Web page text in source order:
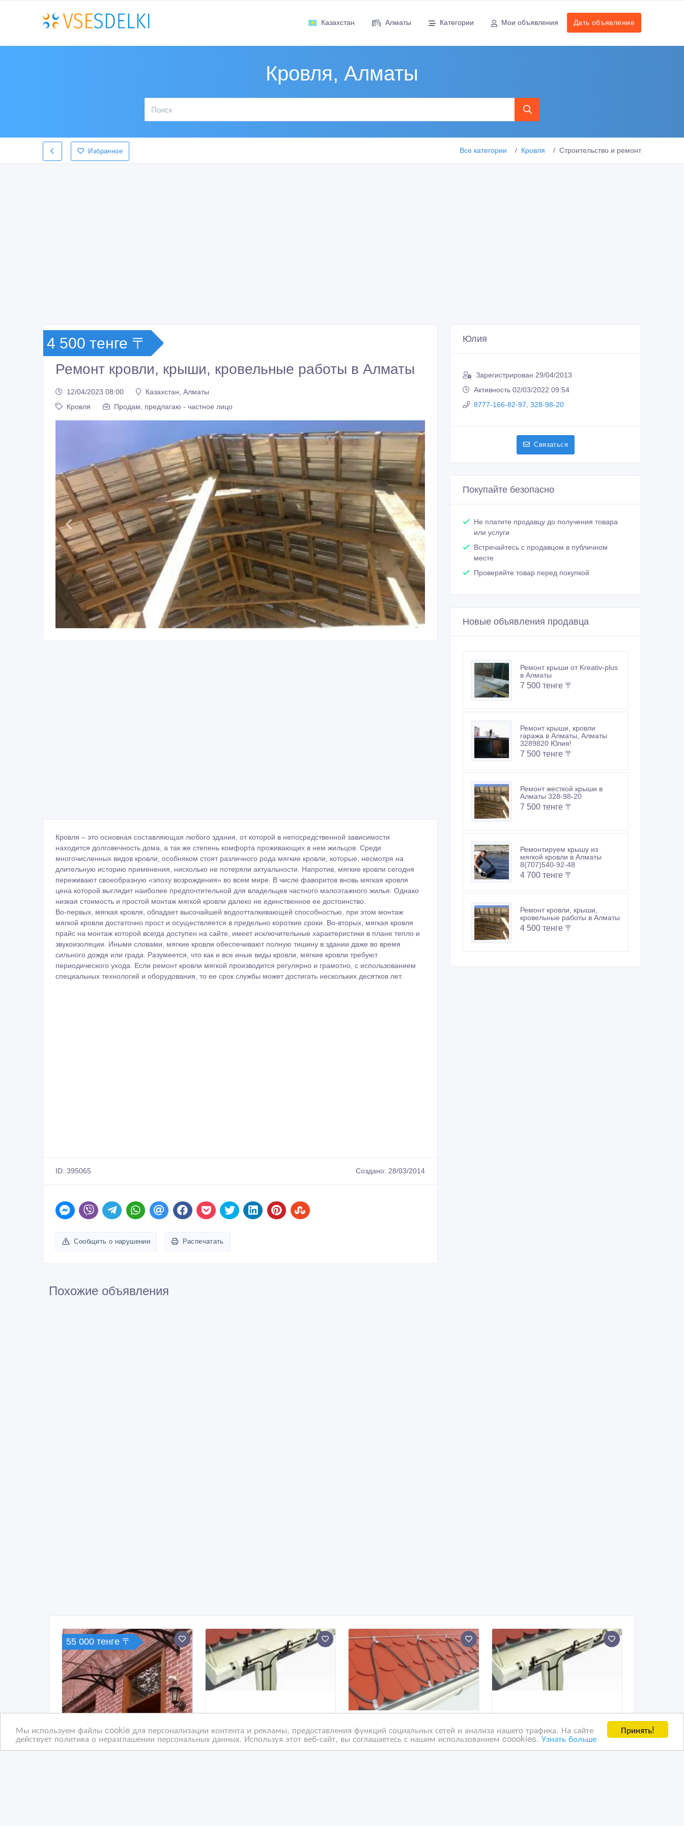
Принять!
Мы используем файлы cookie для персонализации контента и рекламы, предоставления функций социальных сетей и анализа нашего трафика. На сайте
действует политика о неразглашении персональных данных. Используя этот веб-сайт, вы соглашаетесь с нашим использованием coookies.Узнать больше
Казахстан Алматы Категории Мои объявления Дать объявление
Кровля, Алматы
Избранное Все категории Кровля Строительство и ремонт
4 500 тенге 〒
Ремонт кровли, крыши, кровельные работы в Алматы
12/04/2023 08:00
Казахстан, Алматы
Кровля
Продам, предлагаю - частное лицо
Кровля – это основная составляющая любого здания, от которой в непосредственной зависимости
находится долговечность дома, а так же степень комфорта проживающих в нем жильцов. Среди
многочисленных видов кровли, особняком стоят различного рода мягкие кровли, которые, несмотря на
длительную историю применения, нисколько не потеряли актуальности. Напротив, мягкие кровли сегодня
переживают своеобразную «эпоху возрождения» во всем мире. В числе фаворитов вновь мягкая кровля
цена которой выглядит наиболее предпочтительной для владельцев частного малоэтажного жилья. Однако
низкая стоимость и простой монтаж мягкой кровли далеко не единственное ее достоинство.
Во-первых, мягкая кровля, обладает высочайшей водоотталкивающей способностью, при этом монтаж
мягкой кровли достаточно прост и осуществляется в предельно короткие сроки. Во-вторых, мягкая кровля
прайс на монтаж которой всегда доступен на сайте, имеет исключительные характеристики в плане тепло и
звукоизоляции. Иными словами, мягкие кровли обеспечивают полную тишину в здании даже во время
сильного дождя или града. Разумеется, что как и все иные виды кровли, мягкие кровли требуют
периодического ухода. Если ремонт кровли мягкой производится регулярно и грамотно, с использованием
специальных технологий и оборудования, то ее срок службы может достигать нескольких десятков лет.
ID: 395065 Создано: 28/03/2014
Сообщить о нарушении Распечатать
Юлия
Зарегистрирован 29/04/2013
Активность 02/03/2022 09:54
8777-166-82-97, 328-98-20
Связаться
Покупайте безопасно
Не платите продавцу до получения товара
или услуги
Встречайтесь с продавцом в публичном
месте
Проверяйте товар перед покупкой
Новые объявления продавца
Ремонт крыши от Kreativ-plus
в Алматы
7 500 тенге 〒
Ремонт крыши, кровли
гаража в Алматы, Алматы
3289820 Юлия!
7 500 тенге 〒
Ремонт жесткой крыши в
Алматы 328-98-20
7 500 тенге 〒
Ремонтируем крышу из
мягкой кровли в Алматы
8(707)540-92-48
4 700 тенге 〒
Ремонт кровли, крыши,
кровельные работы в Алматы
4 500 тенге 〒
Похожие объявления
55 000 тенге 〒